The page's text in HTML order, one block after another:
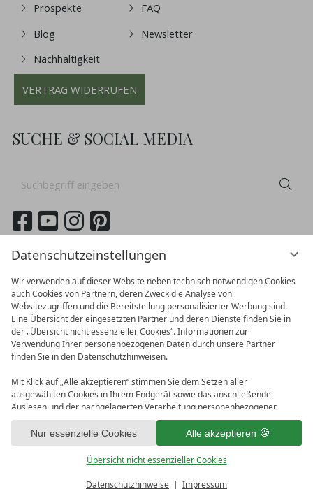
Datenschutzeinstellungen
Wir verwenden auf dieser Website neben technisch notwendigen Cookies
auch Cookies von Partnern, deren Zweck die Analyse von
Websitezugriffen und die Bereitstellung personalisierter Werbung sind.
Eine Übersicht der eingesetzten Partner und deren Dienste finden Sie in
der „Übersicht nicht essenzieller Cookies“. Informationen zur
Verwendung Ihrer personenbezogenen Daten durch unsere Partner
finden Sie in den Datenschutzhinweisen.
Mit Klick auf „Alle akzeptieren“ stimmen Sie dem Setzen aller
ausgewählten Cookies in Ihrem Endgerät sowie das anschließende
Auslesen und der nachgelagerten Verarbeitung personenbezogener
Daten (z.B. Ihrer IP-Adresse) durch uns und unseren Partnern zu. Falls
Sie damit nicht einverstanden sind, klicken Sie bitte auf „Nur essenzielle
Cookies“. Eine individuelle Auswahl können Sie unter „Übersicht nicht
essenzieller Cookies“ tätigen. Sie können Ihre Auswahl im Fußbereich
Alle akzeptieren
Nur essenzielle Cookies
Übersicht nicht essenzieller Cookies
Datenschutzhinweise Impressum
Prospekte
Blog
Nachhaltigkeit
FAQ
Newsletter
VERTRAG WIDERRUFEN
SUCHE & SOCIAL MEDIA
Suchbegriff
German English
AGB
Bonusprogramm Datenschutzeinstellungen